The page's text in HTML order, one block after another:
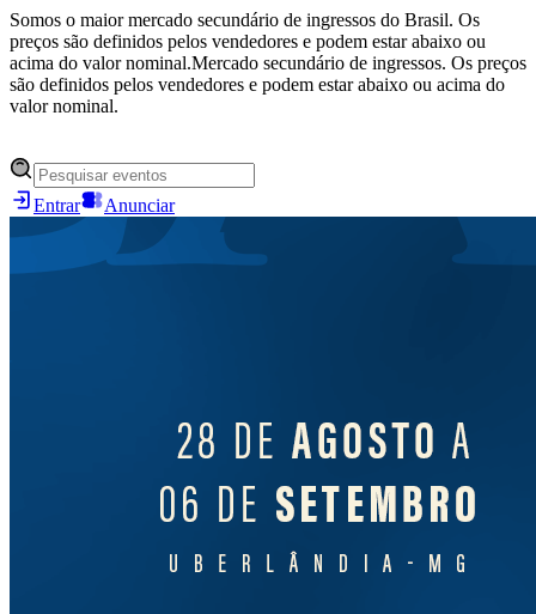
Somos o maior mercado secundário de ingressos do Brasil. Os
preços são definidos pelos vendedores e podem estar abaixo ou
acima do valor nominal.Mercado secundário de ingressos. Os preços
são definidos pelos vendedores e podem estar abaixo ou acima do
valor nominal.
Entrar Anunciar